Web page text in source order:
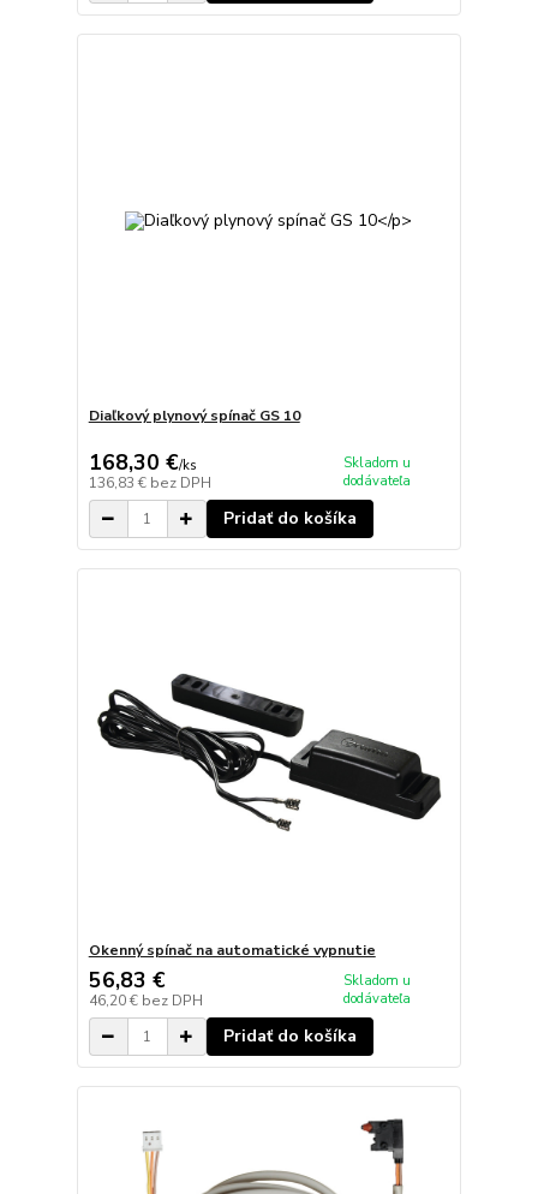
Diaľkový plynový spínač GS 10
168,30 €/ks
136,83 € bez DPH
Skladom u
dodávateľa
Pridať do košíka
Okenný spínač na automatické vypnutie
56,83 €
46,20 € bez DPH
Skladom u
dodávateľa
Pridať do košíka